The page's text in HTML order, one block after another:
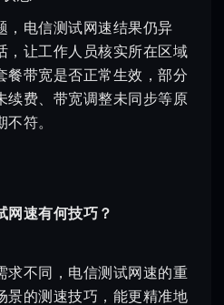
，电信测试网速结果仍异
，让工作人员核实所在区域
餐带宽是否正常生效，部分
续费、带宽调整未同步等原
符。
网速有何技巧？
求不同，电信测试网速的重
景的测速技巧，能更精准地